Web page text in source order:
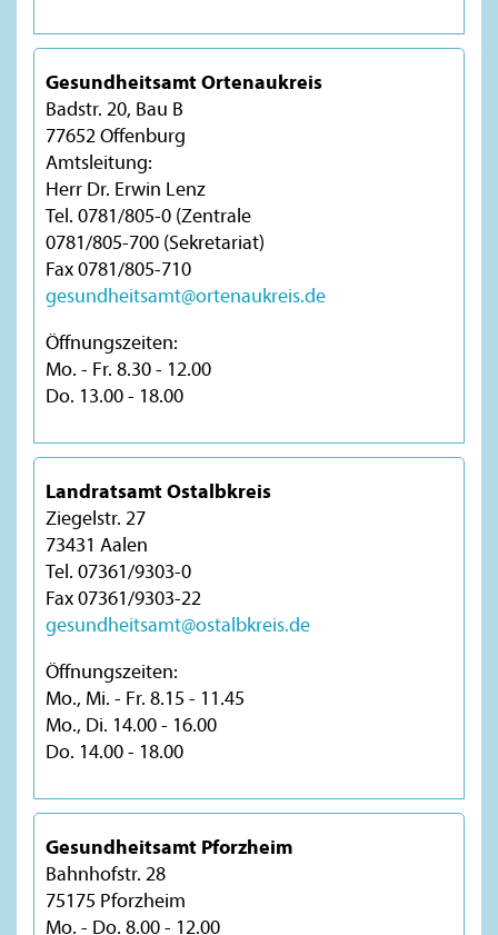
Gesundheitsamt Ortenaukreis
Badstr. 20, Bau B
77652 Offenburg
Amtsleitung:
Herr Dr. Erwin Lenz
Tel. 0781/805-0 (Zentrale
0781/805-700 (Sekretariat)
Fax 0781/805-710
gesundheitsamt@ortenaukreis.de
Öffnungszeiten:
Mo. - Fr. 8.30 - 12.00
Do. 13.00 - 18.00
Landratsamt Ostalbkreis
Ziegelstr. 27
73431 Aalen
Tel. 07361/9303-0
Fax 07361/9303-22
gesundheitsamt@ostalbkreis.de
Öffnungszeiten:
Mo., Mi. - Fr. 8.15 - 11.45
Mo., Di. 14.00 - 16.00
Do. 14.00 - 18.00
Gesundheitsamt Pforzheim
Bahnhofstr. 28
75175 Pforzheim
Mo. - Do. 8.00 - 12.00